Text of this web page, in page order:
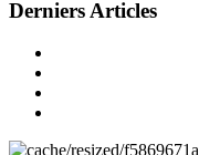
Derniers Articles